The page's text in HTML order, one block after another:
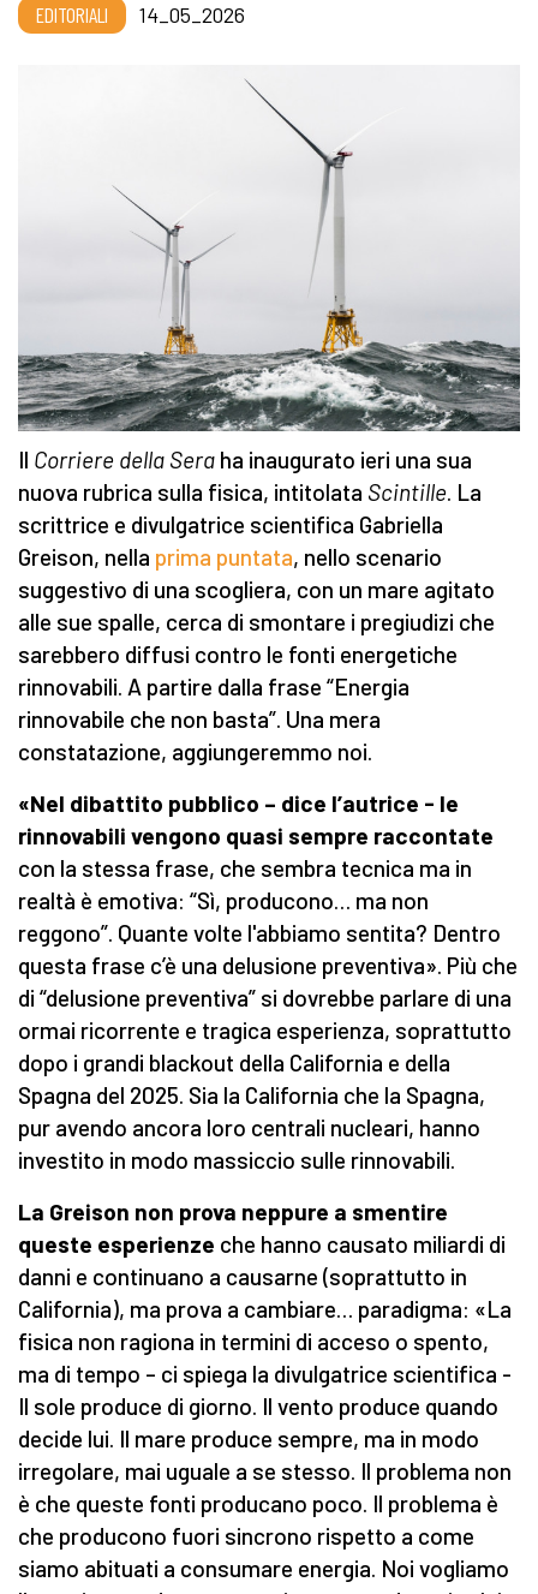
EDITORIALI 14_05_2026
Il Corriere della Sera ha inaugurato ieri una sua
nuova rubrica sulla fisica, intitolata Scintille. La
scrittrice e divulgatrice scientifica Gabriella
Greison, nella prima puntata, nello scenario
suggestivo di una scogliera, con un mare agitato
alle sue spalle, cerca di smontare i pregiudizi che
sarebbero diffusi contro le fonti energetiche
rinnovabili. A partire dalla frase “Energia
rinnovabile che non basta”. Una mera
constatazione, aggiungeremmo noi.
«Nel dibattito pubblico – dice l’autrice - le
rinnovabili vengono quasi sempre raccontate
con la stessa frase, che sembra tecnica ma in
realtà è emotiva: “Sì, producono… ma non
reggono”. Quante volte l'abbiamo sentita? Dentro
questa frase c’è una delusione preventiva». Più che
di “delusione preventiva” si dovrebbe parlare di una
ormai ricorrente e tragica esperienza, soprattutto
dopo i grandi blackout della California e della
Spagna del 2025. Sia la California che la Spagna,
pur avendo ancora loro centrali nucleari, hanno
investito in modo massiccio sulle rinnovabili.
La Greison non prova neppure a smentire
queste esperienze che hanno causato miliardi di
danni e continuano a causarne (soprattutto in
California), ma prova a cambiare… paradigma: «La
fisica non ragiona in termini di acceso o spento,
ma di tempo – ci spiega la divulgatrice scientifica -
Il sole produce di giorno. Il vento produce quando
decide lui. Il mare produce sempre, ma in modo
irregolare, mai uguale a se stesso. Il problema non
è che queste fonti producano poco. Il problema è
che producono fuori sincrono rispetto a come
siamo abituati a consumare energia. Noi vogliamo